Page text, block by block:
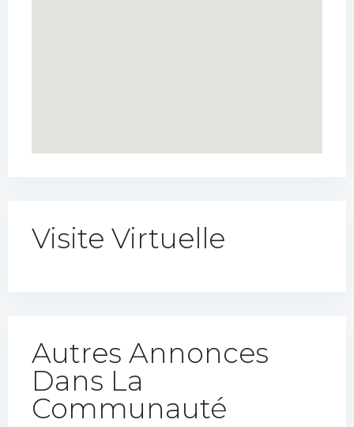
Visite Virtuelle
Autres Annonces
Dans La
Communauté​